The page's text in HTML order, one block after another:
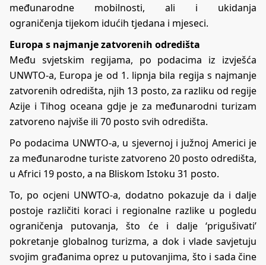
međunarodne mobilnosti, ali i ukidanja
ograničenja tijekom idućih tjedana i mjeseci.
Europa s najmanje zatvorenih odredišta
Među svjetskim regijama, po podacima iz izvješća
UNWTO-a, Europa je od 1. lipnja bila regija s najmanje
zatvorenih odredišta, njih 13 posto, za razliku od regije
Azije i Tihog oceana gdje je za međunarodni turizam
zatvoreno najviše ili 70 posto svih odredišta.
Po podacima UNWTO-a, u sjevernoj i južnoj Americi je
za međunarodne turiste zatvoreno 20 posto odredišta,
u Africi 19 posto, a na Bliskom Istoku 31 posto.
To, po ocjeni UNWTO-a, dodatno pokazuje da i dalje
postoje različiti koraci i regionalne razlike u pogledu
ograničenja putovanja, što će i dalje ‘prigušivati’
pokretanje globalnog turizma, a dok i vlade savjetuju
svojim građanima oprez u putovanjima, što i sada čine